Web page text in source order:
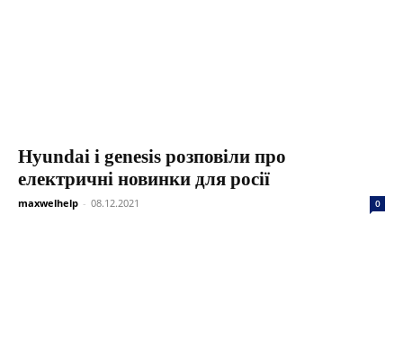
Hyundai і genesis розповіли про
електричні новинки для росії
maxwelhelp - 08.12.2021 0